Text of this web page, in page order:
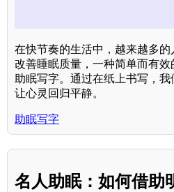
在快节奏的生活中，越来越多
改善睡眠质量，一种简单而有
助眠写字。通过在纸上书写，我
让心灵回归平静。
助眠写字
名人助眠：如何借助